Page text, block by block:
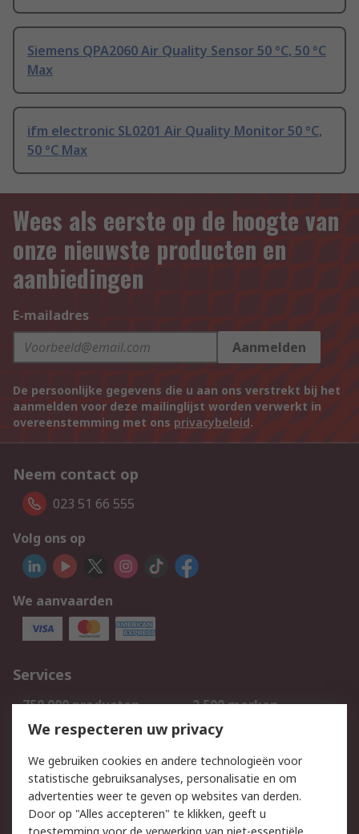
Siemens QPA2060 Air Quality Sensor 50 °C, 50 °C
Max
ifm electronic SL0201 Air Quality Monitor 50 °C,
50 °C Max
Wees als eerste op de hoogte van
onze nieuwste producten en
aanbiedingen
E-mailadres
Aanmelden
De persoonlijke gegevens die u aan ons verstrekt bij het
aanmelden voor deze mailinglijst worden verwerkt in
overeenstemming met ons privacybeleid.
Neem contact op
023 51 66 555
Volg ons op
We aanvaarden
Services
750.000 producten
2.500 merken
Bestellen
Inkoopoplossingen
Track & Trace
Wettelijk
We respecteren uw privacy
We gebruiken cookies en andere technologieën voor
statistische gebruiksanalyses, personalisatie en om
advertenties weer te geven op websites van derden.
Door op "Alles accepteren" te klikken, geeft u